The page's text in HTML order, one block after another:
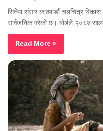
सिनेमा संसार काठमाडौं चलचित्र
सार्वजनिक गरेको छ। बोर्डले २०८२
Read More »